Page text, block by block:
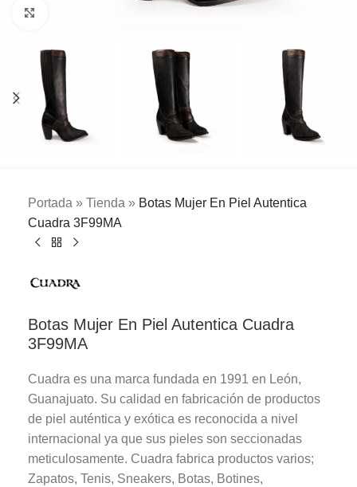
Portada » Tienda » Botas Mujer En Piel Autentica
Cuadra 3F99MA
Botas Mujer En Piel Autentica Cuadra
3F99MA
Cuadra es una marca fundada en 1991 en León,
Guanajuato. Su calidad en fabricación de productos
de piel auténtica y exótica es reconocida a nivel
internacional ya que sus pieles son seccionadas
meticulosamente. Cuadra fabrica productos varios;
Zapatos, Tenis, Sneakers, Botas, Botines,